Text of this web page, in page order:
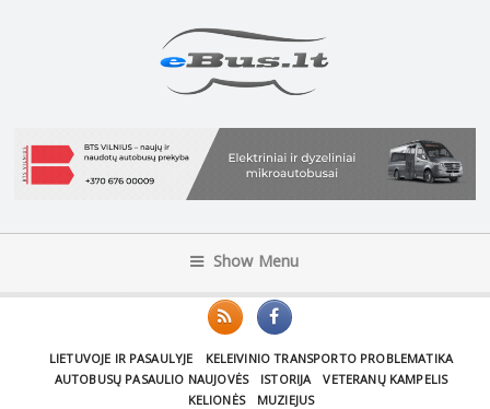
Show Menu
LIETUVOJE IR PASAULYJE
KELEIVINIO TRANSPORTO PROBLEMATIKA
AUTOBUSŲ PASAULIO NAUJOVĖS
ISTORIJA
VETERANŲ KAMPELIS
KELIONĖS
MUZIEJUS